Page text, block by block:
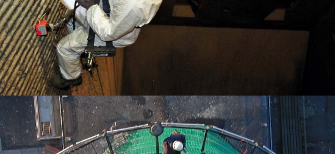
BAUWERKSBEGUTACHTUNGEN
UND DOKUMENTATIONEN